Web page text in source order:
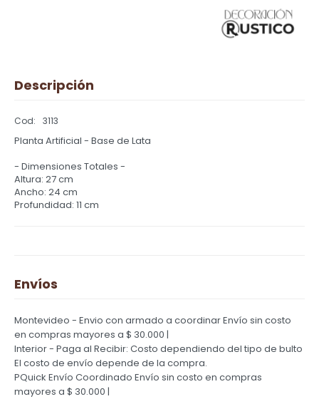
Descripción
3113
Planta Artificial - Base de Lata
- Dimensiones Totales -
Altura: 27 cm
Ancho: 24 cm
Profundidad: 11 cm
Envíos
Montevideo - Envio con armado a coordinarEnvío sin costo
en compras mayores a $ 30.000 |
Interior - Paga al Recibir: Costo dependiendo del tipo de bulto
El costo de envío depende de la compra.
PQuick Envío Coordinado Envío sin costo en compras
mayores a $ 30.000 |